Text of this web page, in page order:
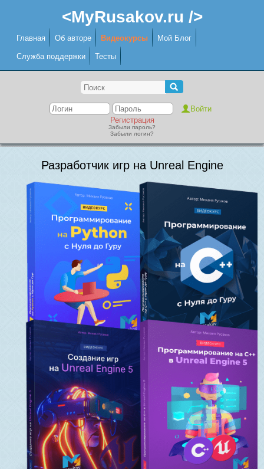
<MyRusakov.ru />
Главная Об авторе Видеокурсы Мой Блог
Служба поддержки Тесты
Регистрация
Забыли пароль?
Забыли логин?
Разработчик игр на Unreal Engine